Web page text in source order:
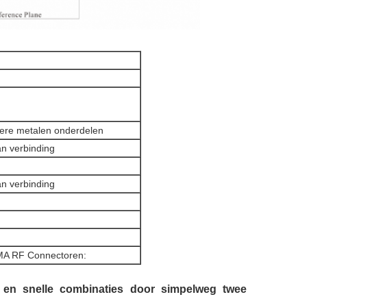
metalen onderdelen
verbinding
verbinding
RF Connectoren:
snelle combinaties door simpelweg twee